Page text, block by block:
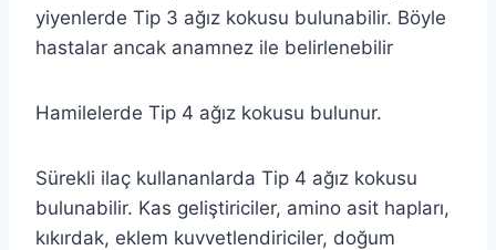
yiyenlerde Tip 3 ağız kokusu bulunabilir. Böyle
hastalar ancak anamnez ile belirlenebilir
Hamilelerde Tip 4 ağız kokusu bulunur.
Sürekli ilaç kullananlarda Tip 4 ağız kokusu
bulunabilir. Kas geliştiriciler, amino asit hapları,
kıkırdak, eklem kuvvetlendiriciler, doğum